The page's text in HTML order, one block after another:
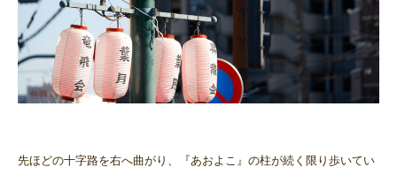
先ほどの十字路を右へ曲がり、『あおよこ』の柱が続く限り歩いてい